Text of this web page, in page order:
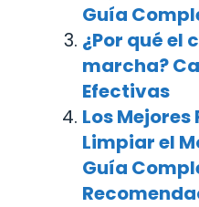
Guía
¿Por qué el
marcha?
Efectivas
Los
Limpiar el
Guía